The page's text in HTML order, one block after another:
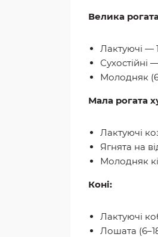
Велика
Лактуючі —
Сухостійні
Молодняк
Мала рогата
Лактуючі
Ягнята на
Молодняк
Коні:
Лактуючі
Лошата